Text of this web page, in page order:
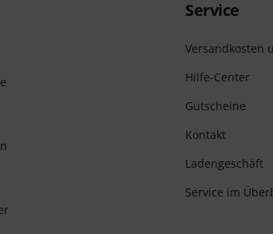
Service
Versandkosten
Hilfe-Center
Gutscheine
Kontakt
Ladengeschäft
Service im